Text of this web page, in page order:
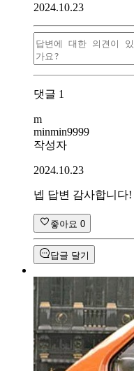
2024.10.23
댓글 1
m
minmin9999
작성자
2024.10.23
넵 답변 감사합니다!
좋아요 0
답글 달기